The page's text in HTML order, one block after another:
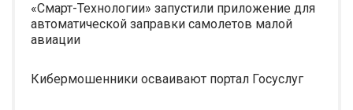
«Смарт-Технологии» запустили приложение для
автоматической заправки самолетов малой
авиации
Кибермошенники осваивают портал Госуслуг